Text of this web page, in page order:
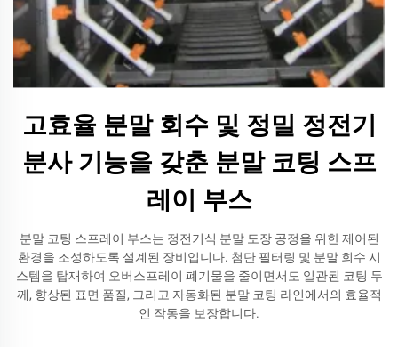
고효율 분말 회수 및 정밀 정전기
분사 기능을 갖춘 분말 코팅 스프
레이 부스
분말 코팅 스프레이 부스는 정전기식 분말 도장 공정을 위한 제어된
환경을 조성하도록 설계된 장비입니다. 첨단 필터링 및 분말 회수 시
스템을 탑재하여 오버스프레이 폐기물을 줄이면서도 일관된 코팅 두
께, 향상된 표면 품질, 그리고 자동화된 분말 코팅 라인에서의 효율적
인 작동을 보장합니다.